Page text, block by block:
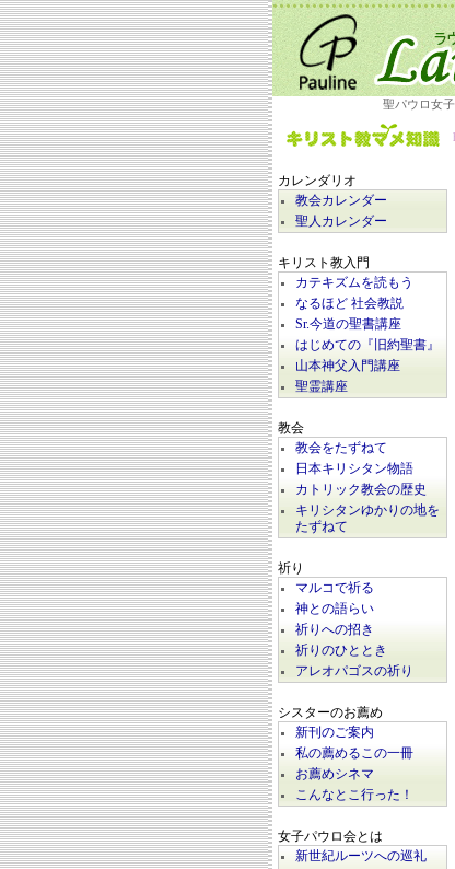
聖パウロ女
カレンダリオ
教会カレンダー
聖人カレンダー
キリスト教入門
カテキズムを読もう
なるほど 社会教説
Sr.今道の聖書講座
はじめての『旧約聖書』
山本神父入門講座
聖霊講座
教会
教会をたずねて
日本キリシタン物語
カトリック教会の歴史
キリシタンゆかりの地を
たずねて
祈り
マルコで祈る
神との語らい
祈りへの招き
祈りのひととき
アレオパゴスの祈り
シスターのお薦め
新刊のご案内
私の薦めるこの一冊
お薦めシネマ
こんなとこ行った！
女子パウロ会とは
新世紀ルーツへの巡礼